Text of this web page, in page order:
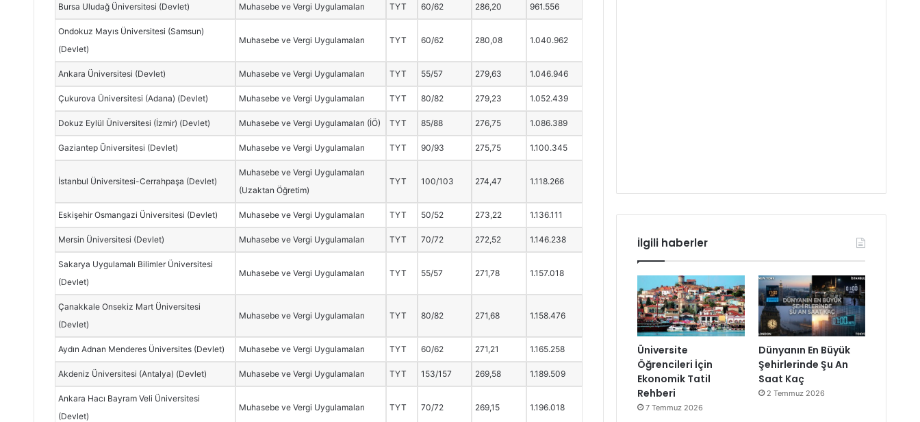
Bursa Uludağ Üniversitesi (Devlet) Muhasebe ve Vergi Uygulamaları TYT 60/62 286,20 961.556
Ondokuz Mayıs Üniversitesi (Samsun)
(Devlet)
Muhasebe ve Vergi Uygulamaları TYT 60/62 280,08 1.040.962
Ankara Üniversitesi (Devlet) Muhasebe ve Vergi Uygulamaları TYT 55/57 279,63 1.046.946
Çukurova Üniversitesi (Adana) (Devlet) Muhasebe ve Vergi Uygulamaları TYT 80/82 279,23 1.052.439
Dokuz Eylül Üniversitesi (İzmir) (Devlet) Muhasebe ve Vergi Uygulamaları (İÖ) TYT 85/88 276,75 1.086.389
Gaziantep Üniversitesi (Devlet) Muhasebe ve Vergi Uygulamaları TYT 90/93 275,75 1.100.345
İstanbul Üniversitesi-Cerrahpaşa (Devlet)
Muhasebe ve Vergi Uygulamaları
(Uzaktan Öğretim)
TYT 100/103 274,47 1.118.266
Eskişehir Osmangazi Üniversitesi (Devlet) Muhasebe ve Vergi Uygulamaları TYT 50/52 273,22 1.136.111
Mersin Üniversitesi (Devlet) Muhasebe ve Vergi Uygulamaları TYT 70/72 272,52 1.146.238
Sakarya Uygulamalı Bilimler Üniversitesi
(Devlet)
Muhasebe ve Vergi Uygulamaları TYT 55/57 271,78 1.157.018
Çanakkale Onsekiz Mart Üniversitesi
(Devlet)
Muhasebe ve Vergi Uygulamaları TYT 80/82 271,68 1.158.476
Aydın Adnan Menderes Üniversites (Devlet) Muhasebe ve Vergi Uygulamaları TYT 60/62 271,21 1.165.258
Akdeniz Üniversitesi (Antalya) (Devlet) Muhasebe ve Vergi Uygulamaları TYT 153/157 269,58 1.189.509
Ankara Hacı Bayram Veli Üniversitesi
(Devlet)
Muhasebe ve Vergi Uygulamaları TYT 70/72 269,15 1.196.018
İlgili haberler
Üniversite
Öğrencileri İçin
Ekonomik Tatil
Rehberi
7 Temmuz 2026
Dünyanın En Büyük
Şehirlerinde Şu An
Saat Kaç
2 Temmuz 2026